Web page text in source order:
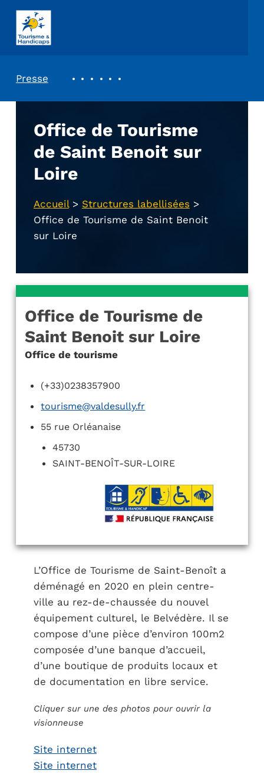
ASSOCIATION TOURISME ET HANDICAPS
Presse
Office de Tourisme
de Saint Benoit sur
Loire
Accueil> Structures labellisées >
Office de Tourisme de Saint Benoit
sur Loire
Office de Tourisme de
Saint Benoit sur Loire
Office de tourisme
(+33)0238357900
tourisme@valdesully.fr
55 rue Orléanaise
45730
SAINT-BENOÎT-SUR-LOIRE
L’Office de Tourisme de Saint-Benoît a
déménagé en 2020 en plein centre-
ville au rez-de-chaussée du nouvel
équipement culturel, le Belvédère. Il se
compose d’une pièce d’environ 100m2
composée d’une banque d’accueil,
d’une boutique de produits locaux et
de documentation en libre service.
Cliquer sur une des photos pour ouvrir la
visionneuse
Site internet
Site internet